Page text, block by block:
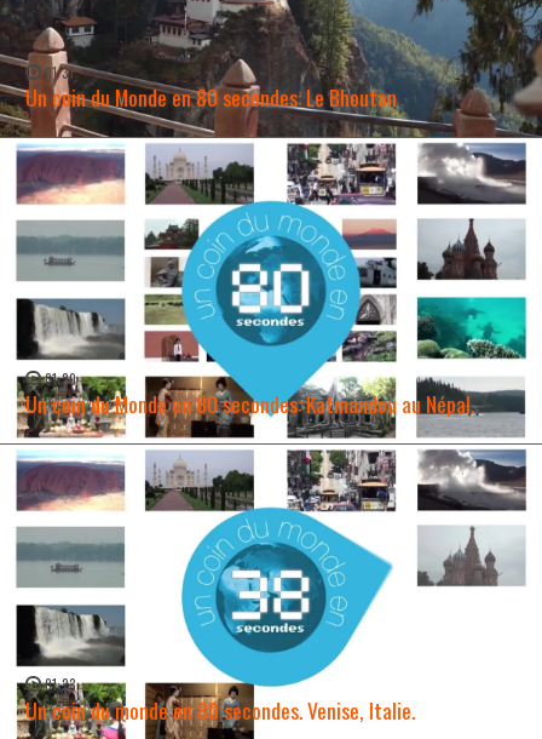
01:31
Un coin du Monde en 80 secondes: Le Bhoutan
WATCH NOW →
01:20
Un coin du Monde en 80 secondes: Katmandou au Népal.
WATCH NOW →
01:23
Un coin du monde en 80 secondes. Venise, Italie.
WATCH NOW →